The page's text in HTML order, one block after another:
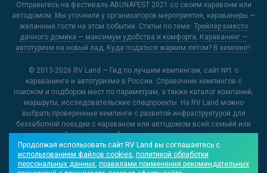
Отправьтесь на фестиваль ABUNAFEST 2021 со своим каравонм или
автодомом. Мы уточнили у организаторов мероприятия, караванеры —
желанные гости на этом событии. Статьи по теме: Трейлер вместо
дачного домика — максимум удобства и комфорта, Караванинг —
автотуризм на новый лад, Куда податься жарким летом? В кемпинг!.
© 2013-2026 RV Land — Гид по лучшим кемпингам, сайт №1 о
караванинге и автотуризме в России. Справочник кемпингов с
поиском и подбором мест по параметрам, а также каталог компаний,
маршруты, исследовательские спецпроекты. На RV Land можно
выбрать проверенные кемпинги с развитой инфраструктурой для
беззаботной поездки с караваном или автодомом всей семьёй или
открыть для себя новые и необычные места, куда можно отправиться
на отдых.
О проекте Контакты редакции Реклама на RV Land
Продолжая использовать сайт RV Land вы соглашаетесь с
использованием файлов cookies, политикой обработки
персональных данных, правилами применения рекомендательных